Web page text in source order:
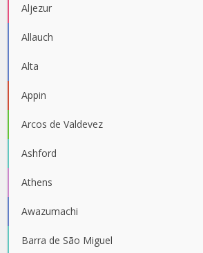
Aljezur
Allauch
Alta
Appin
Arcos de Valdevez
Ashford
Athens
Awazumachi
Barra de São Miguel